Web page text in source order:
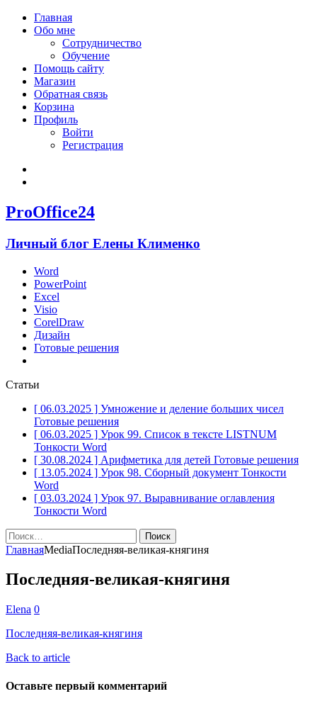
Главная
Обо мне
Сотрудничество
Обучение
Помощь сайту
Магазин
Обратная связь
Корзина
Профиль
Войти
Регистрация
ProOffice24
Личный блог Елены Клименко
Word
PowerPoint
Excel
Visio
CorelDraw
Дизайн
Готовые решения
Статьи
[ 06.03.2025 ] Умножение и деление больших чисел
Готовые решения
[ 06.03.2025 ] Урок 99. Список в тексте LISTNUM
Тонкости Word
[ 30.08.2024 ] Арифметика для детей Готовые решения
[ 13.05.2024 ] Урок 98. Сборный документ Тонкости
Word
[ 03.03.2024 ] Урок 97. Выравнивание оглавления
Тонкости Word
Найти:
ГлавнаяMediaПоследняя-великая-княгиня
Последняя-великая-княгиня
Elena 0
Последняя-великая-княгиня
Back to article
Оставьте первый комментарий